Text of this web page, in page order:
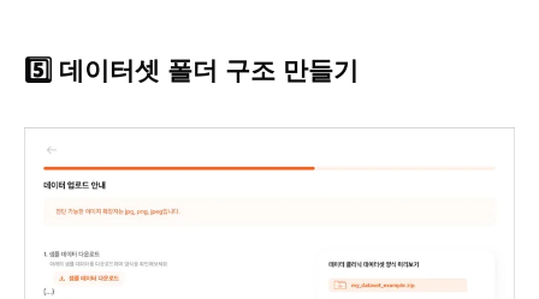
5️⃣ 데이터셋 폴더 구조 만들기